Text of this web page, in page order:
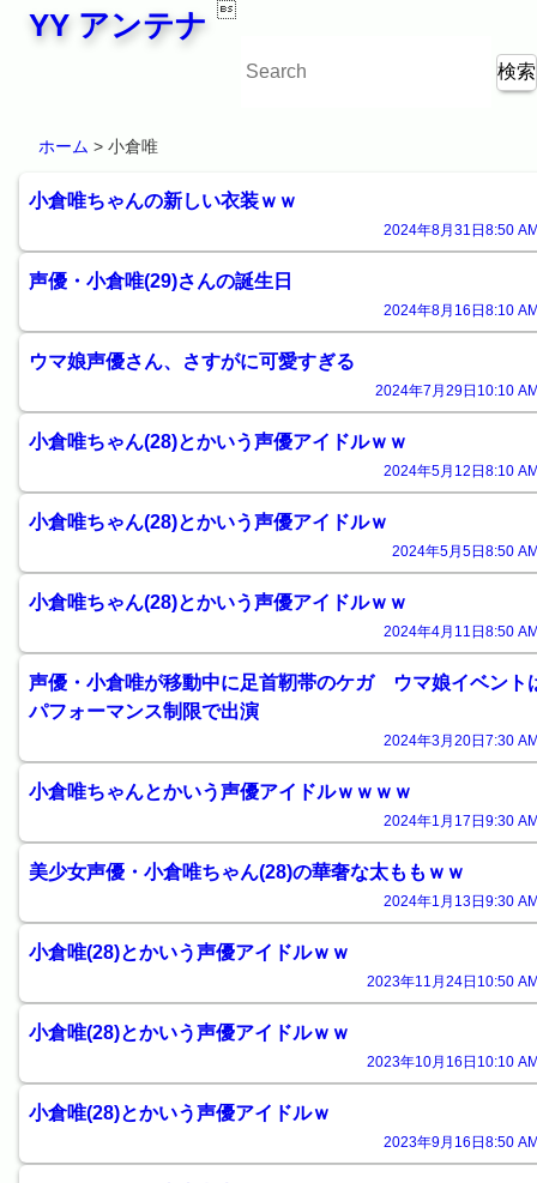

YY アンテナ
ホーム > 小倉唯
小倉唯ちゃんの新しい衣装ｗｗ
2024年8月31日8:50
声優・小倉唯(29)さんの誕生日
2024年8月16日8:10
ウマ娘声優さん、さすがに可愛すぎる
2024年7月29日10:10
小倉唯ちゃん(28)とかいう声優アイドルｗｗ
2024年5月12日8:10
小倉唯ちゃん(28)とかいう声優アイドルｗ
2024年5月5日8:50
小倉唯ちゃん(28)とかいう声優アイドルｗｗ
2024年4月11日8:50
声優・小倉唯が移動中に足首靭帯のケガ ウマ娘イベント
パフォーマンス制限で出演
2024年3月20日7:30
小倉唯ちゃんとかいう声優アイドルｗｗｗｗ
2024年1月17日9:30
美少女声優・小倉唯ちゃん(28)の華奢な太ももｗｗ
2024年1月13日9:30
小倉唯(28)とかいう声優アイドルｗｗ
2023年11月24日10:50
小倉唯(28)とかいう声優アイドルｗｗ
2023年10月16日10:10
小倉唯(28)とかいう声優アイドルｗ
2023年9月16日8:50